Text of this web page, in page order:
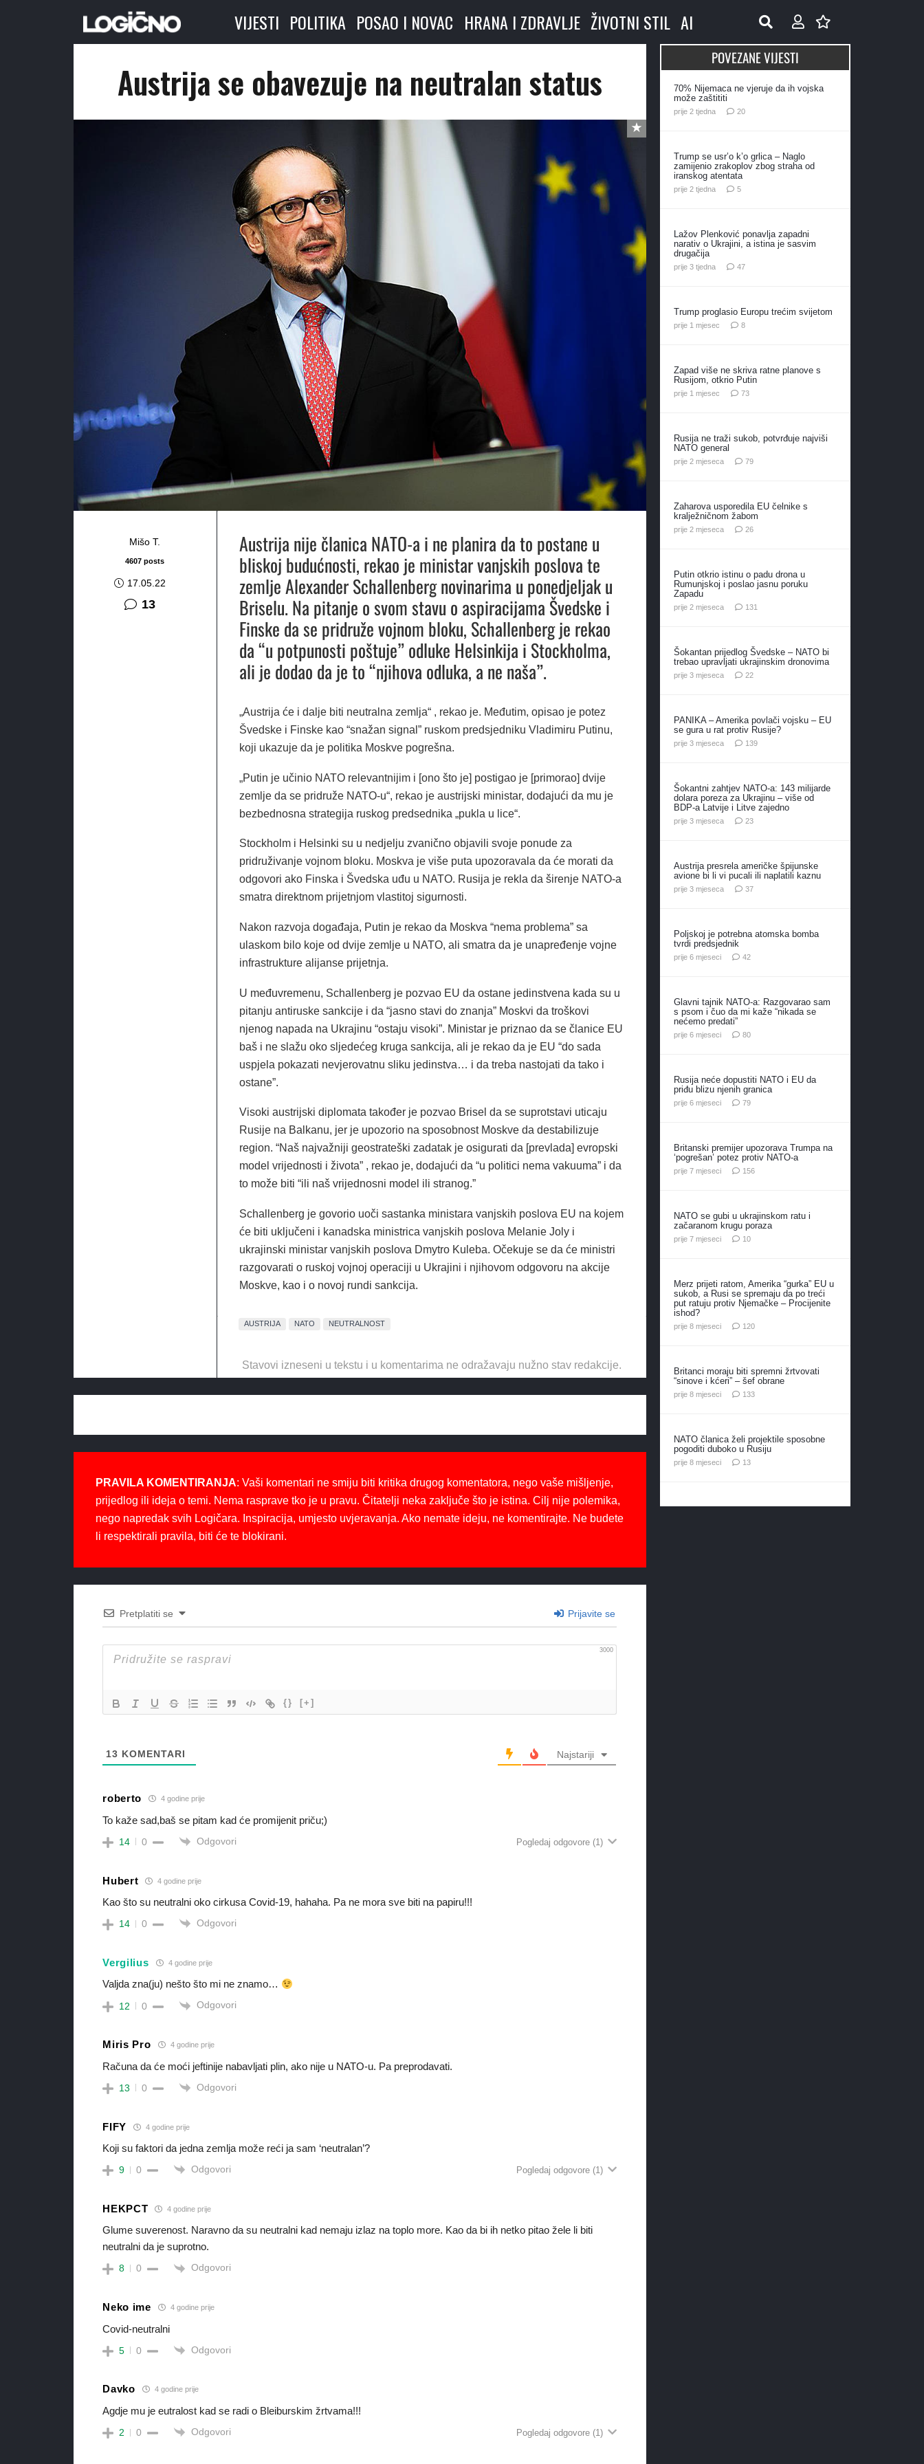
VIJESTI POLITIKA POSAO I NOVAC HRANA I ZDRAVLJE ŽIVOTNI STIL AI
Austrija se obavezuje na neutralan status
Mišo T.
4607 posts
17.05.22
13komentara
Austrija nije članica NATO-a i ne planira da to postane u
bliskoj budućnosti, rekao je ministar vanjskih poslova te
zemlje Alexander Schallenberg novinarima u ponedjeljak u
Briselu. Na pitanje o svom stavu o aspiracijama Švedske i
Finske da se pridruže vojnom bloku, Schallenberg je rekao
da “u potpunosti poštuje” odluke Helsinkija i Stockholma,
ali je dodao da je to “njihova odluka, a ne naša”.
„Austrija će i dalje biti neutralna zemlja“ , rekao je. Međutim, opisao je potez
Švedske i Finske kao “snažan signal” ruskom predsjedniku Vladimiru Putinu,
koji ukazuje da je politika Moskve pogrešna.
„Putin je učinio NATO relevantnijim i [ono što je] postigao je [primorao] dvije
zemlje da se pridruže NATO-u“, rekao je austrijski ministar, dodajući da mu je
bezbednosna strategija ruskog predsednika „pukla u lice“.
Stockholm i Helsinki su u nedjelju zvanično objavili svoje ponude za
pridruživanje vojnom bloku. Moskva je više puta upozoravala da će morati da
odgovori ako Finska i Švedska uđu u NATO. Rusija je rekla da širenje NATO-a
smatra direktnom prijetnjom vlastitoj sigurnosti.
Nakon razvoja događaja, Putin je rekao da Moskva “nema problema”sa
ulaskom bilo koje od dvije zemlje u NATO, ali smatra da je unapređenje vojne
infrastrukture alijanse prijetnja.
U međuvremenu, Schallenberg je pozvao EU da ostane jedinstvena kada su u
pitanju antiruske sankcije i da “jasno stavi do znanja” Moskvi da troškovi
njenog napada na Ukrajinu “ostaju visoki”. Ministar je priznao da se članice EU
baš i ne slažu oko sljedećeg kruga sankcija, ali je rekao da je EU “do sada
uspjela pokazati nevjerovatnu sliku jedinstva… i da treba nastojati da tako i
ostane”.
Visoki austrijski diplomata također je pozvao Brisel da se suprotstavi uticaju
Rusije na Balkanu, jer je upozorio na sposobnost Moskve da destabilizuje
region. “Naš najvažniji geostrateški zadatak je osigurati da [prevlada] evropski
model vrijednosti i života” , rekao je, dodajući da “u politici nema vakuuma” i da
to može biti “ili naš vrijednosni model ili stranog.”
Schallenberg je govorio uoči sastanka ministara vanjskih poslova EU na kojem
će biti uključeni i kanadska ministrica vanjskih poslova Melanie Joly i
ukrajinski ministar vanjskih poslova Dmytro Kuleba. Očekuje se da će ministri
razgovarati o ruskoj vojnoj operaciji u Ukrajini i njihovom odgovoru na akcije
Moskve, kao i o novoj rundi sankcija.
AUSTRIJA NATO NEUTRALNOST
Stavovi izneseni u tekstu i u komentarima ne odražavaju nužno stav redakcije.
PRAVILA KOMENTIRANJA: Vaši komentari ne smiju biti kritika drugog komentatora, nego vaše mišljenje,
prijedlog ili ideja o temi. Nema rasprave tko je u pravu. Čitatelji neka zaključe što je istina. Cilj nije polemika,
nego napredak svih Logičara. Inspiracija, umjesto uvjeravanja. Ako nemate ideju, ne komentirajte. Ne budete
li respektirali pravila, biti će te blokirani.
Pretplatiti se Prijavite se
3000
{} [+]
13 KOMENTARI Najstariji
roberto 4 godine prije
To kaže sad,baš se pitam kad će promijenit priču;)
14 0 Odgovori Pogledaj odgovore (1)
Hubert 4 godine prije
Kao što su neutralni oko cirkusa Covid-19, hahaha. Pa ne mora sve biti na papiru!!!
14 0 Odgovori
Vergilius 4 godine prije
Valjda zna(ju) nešto što mi ne znamo…
12 0 Odgovori
Miris Pro 4 godine prije
Računa da će moći jeftinije nabavljati plin, ako nije u NATO-u. Pa preprodavati.
13 0 Odgovori
FIFY 4 godine prije
Koji su faktori da jedna zemlja može reći ja sam ‘neutralan’?
9 0 Odgovori Pogledaj odgovore (1)
HEKPCT 4 godine prije
Glume suverenost. Naravno da su neutralni kad nemaju izlaz na toplo more. Kao da bi ih netko pitao žele li biti
neutralni da je suprotno.
8 0 Odgovori
Neko ime 4 godine prije
Covid-neutralni
5 0 Odgovori
Davko 4 godine prije
Agdje mu je eutralost kad se radi o Bleiburskim žrtvama!!!
2 0 Odgovori Pogledaj odgovore (1)
POVEZANE VIJESTI
70% Nijemaca ne vjeruje da ih vojska
može zaštititi
prije 2 tjedna 20komentara
Trump se usr’o k’o grlica – Naglo
zamijenio zrakoplov zbog straha od
iranskog atentata
prije 2 tjedna 5komentara
Lažov Plenković ponavlja zapadni
narativ o Ukrajini, a istina je sasvim
drugačija
prije 3 tjedna 47komentara
Trump proglasio Europu trećim svijetom
prije 1 mjesec 8komentara
Zapad više ne skriva ratne planove s
Rusijom, otkrio Putin
prije 1 mjesec 73komentara
Rusija ne traži sukob, potvrđuje najviši
NATO general
prije 2 mjeseca 79komentara
Zaharova usporedila EU čelnike s
kralježničnom žabom
prije 2 mjeseca 26komentara
Putin otkrio istinu o padu drona u
Rumunjskoj i poslao jasnu poruku
Zapadu
prije 2 mjeseca 131
Šokantan prijedlog Švedske – NATO bi
trebao upravljati ukrajinskim dronovima
prije 3 mjeseca 22komentara
PANIKA – Amerika povlači vojsku – EU
se gura u rat protiv Rusije?
prije 3 mjeseca 139komentara
Šokantni zahtjev NATO-a: 143 milijarde
dolara poreza za Ukrajinu – više od
BDP-a Latvije i Litve zajedno
prije 3 mjeseca 23komentara
Austrija presrela američke špijunske
avione bi li vi pucali ili naplatili kaznu
prije 3 mjeseca 37komentara
Poljskoj je potrebna atomska bomba
tvrdi predsjednik
prije 6 mjeseci 42komentara
Glavni tajnik NATO-a: Razgovarao sam
s psom i čuo da mi kaže “nikada se
nećemo predati”
prije 6 mjeseci 80komentara
Rusija neće dopustiti NATO i EU da
priđu blizu njenih granica
prije 6 mjeseci 79komentara
Britanski premijer upozorava Trumpa na
‘pogrešan’ potez protiv NATO-a
prije 7 mjeseci 156komentara
NATO se gubi u ukrajinskom ratu i
začaranom krugu poraza
prije 7 mjeseci 10komentara
Merz prijeti ratom, Amerika “gurka” EU u
sukob, a Rusi se spremaju da po treći
put ratuju protiv Njemačke – Procijenite
ishod?
prije 8 mjeseci 120komentara
Britanci moraju biti spremni žrtvovati
“sinove i kćeri” – šef obrane
prije 8 mjeseci 133komentara
NATO članica želi projektile sposobne
pogoditi duboko u Rusiju
prije 8 mjeseci 13komentara